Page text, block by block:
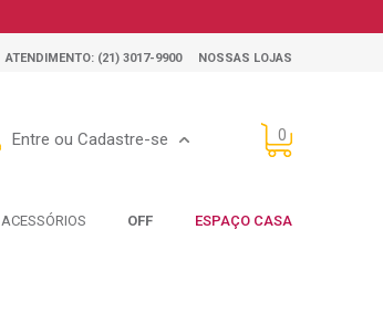
ATENDIMENTO: (21) 3017-9900 NOSSAS LOJAS
Entre ou Cadastre-se 0
ACESSÓRIOS OFF ESPAÇO CASA